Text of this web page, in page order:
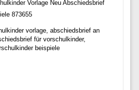
Vorlage Neu Abschiedsbrief
873655
vorlage, abschiedsbrief an
für vorschulkinder,
beispiele